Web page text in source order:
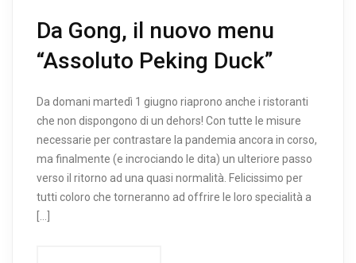
Da Gong, il nuovo menu
“Assoluto Peking Duck”
Da domani martedì 1 giugno riaprono anche i ristoranti
che non dispongono di un dehors! Con tutte le misure
necessarie per contrastare la pandemia ancora in corso,
ma finalmente (e incrociando le dita) un ulteriore passo
verso il ritorno ad una quasi normalità. Felicissimo per
tutti coloro che torneranno ad offrire le loro specialità a